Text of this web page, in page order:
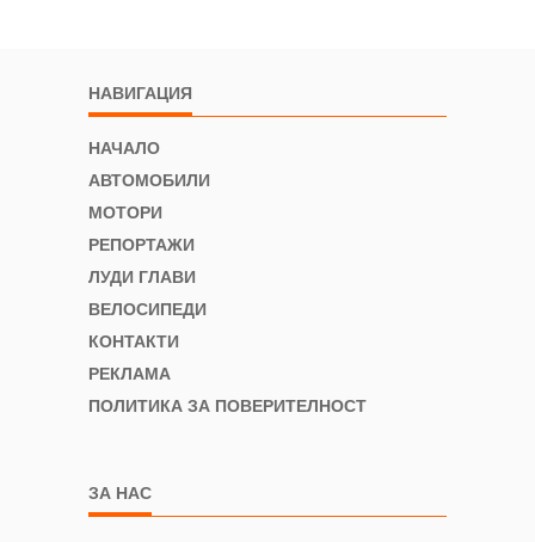
НАВИГАЦИЯ
НАЧАЛО
АВТОМОБИЛИ
МОТОРИ
РЕПОРТАЖИ
ЛУДИ ГЛАВИ
ВЕЛОСИПЕДИ
КОНТАКТИ
РЕКЛАМА
ПОЛИТИКА ЗА ПОВЕРИТЕЛНОСТ
ЗА НАС